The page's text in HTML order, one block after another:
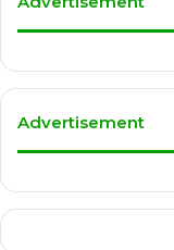
Advertisement